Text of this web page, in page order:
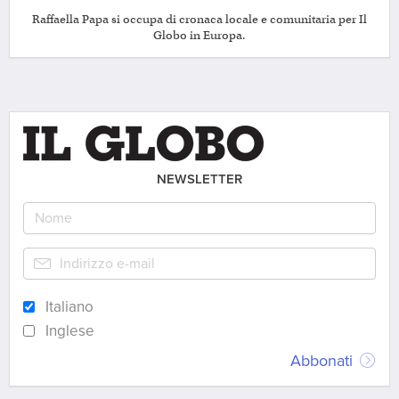
Raffaella Papa si occupa di cronaca locale e comunitaria per Il
Globo in Europa.
NEWSLETTER
Italiano
Inglese
Abbonati